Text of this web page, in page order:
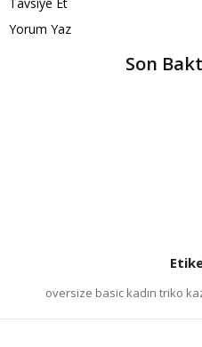
Yorum Yaz
Son
oversize basic kadın triko